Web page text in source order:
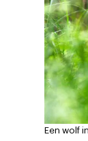
Een wolf